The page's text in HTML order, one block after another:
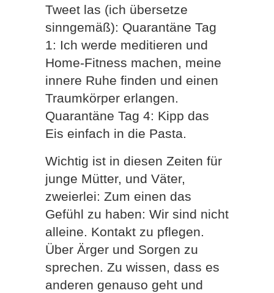
Tweet las (ich übersetze
sinngemäß): Quarantäne Tag
1: Ich werde meditieren und
Home-Fitness machen, meine
innere Ruhe finden und einen
Traumkörper erlangen.
Quarantäne Tag 4: Kipp das
Eis einfach in die Pasta.
Wichtig ist in diesen Zeiten für
junge Mütter, und Väter,
zweierlei: Zum einen das
Gefühl zu haben: Wir sind nicht
alleine. Kontakt zu pflegen.
Über Ärger und Sorgen zu
sprechen. Zu wissen, dass es
anderen genauso geht und